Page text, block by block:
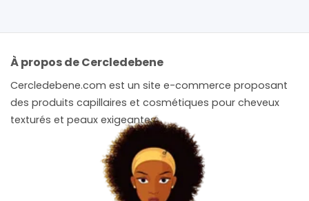
À propos de Cercledebene
Cercledebene.com est un site e-commerce proposant
des produits capillaires et cosmétiques pour cheveux
texturés et peaux exigeantes.